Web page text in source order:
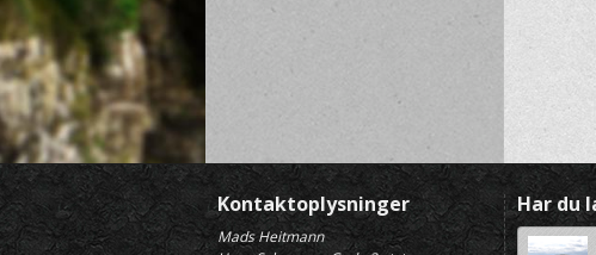
Kontaktoplysninger
Mads Heitmann
Har du